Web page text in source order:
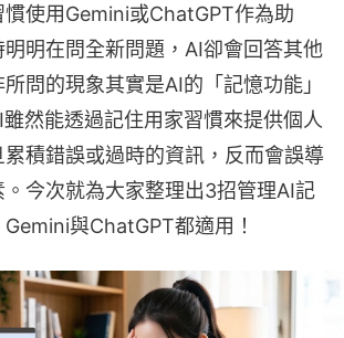
使用Gemini或ChatGPT作為助
明在問全新問題，AI卻會回答其他
問的現象其實是AI的「記憶功能」
然能透過記住用家習慣來提供個人
積錯誤或過時的資訊，反而會誤導
今次就為大家整理出3招管理AI記
與ChatGPT都適用！